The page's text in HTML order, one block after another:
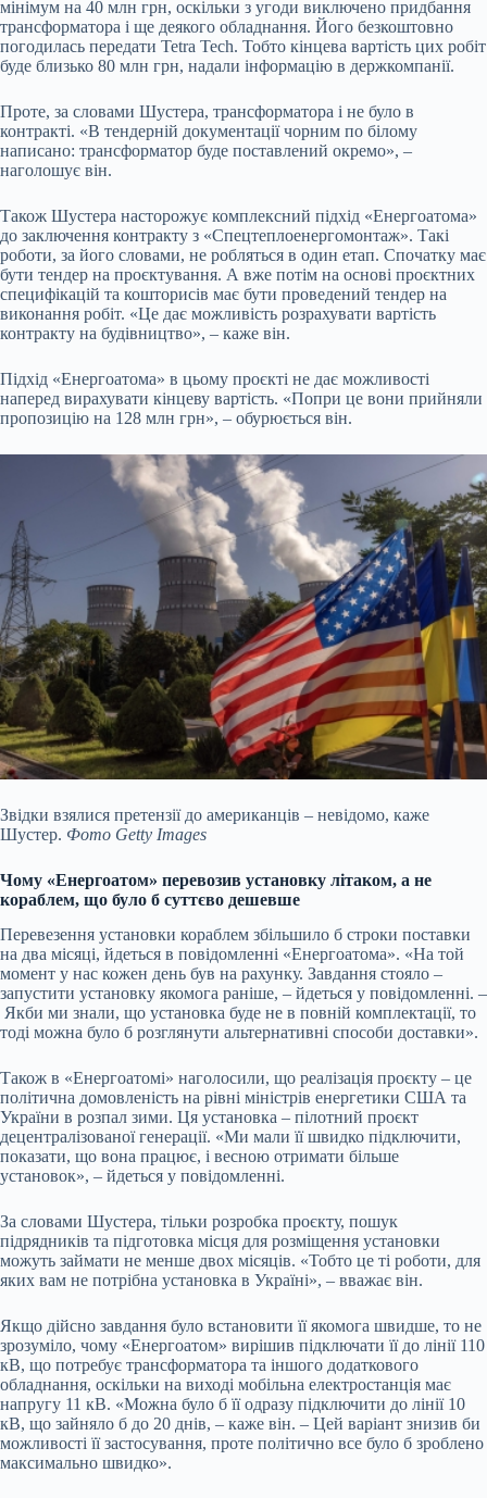
мінімум на 40 млн грн, оскільки з угоди виключено придбання
трансформатора і ще деякого обладнання. Його безкоштовно
погодилась передати Tetra Tech. Тобто кінцева вартість цих робіт
буде близько 80 млн грн, надали інформацію в держкомпанії.
Проте, за словами Шустера, трансформатора і не було в
контракті. «В тендерній документації чорним по білому
написано: трансформатор буде поставлений окремо», –
наголошує він.
Також Шустера насторожує комплексний підхід «Енергоатома»
до заключення контракту з «Спецтеплоенергомонтаж». Такі
роботи, за його словами, не робляться в один етап. Спочатку має
бути тендер на проєктування. А вже потім на основі проєктних
специфікацій та кошторисів має бути проведений тендер на
виконання робіт. «Це дає можливість розрахувати вартість
контракту на будівництво», – каже він.
Підхід «Енергоатома» в цьому проєкті не дає можливості
наперед вирахувати кінцеву вартість. «Попри це вони прийняли
пропозицію на 128 млн грн», – обурюється він.
Звідки взялися претензії до американців – невідомо, каже
Шустер. Фото Getty Images
Чому «Енергоатом» перевозив установку літаком, а не
кораблем, що було б суттєво дешевше
Перевезення установки кораблем збільшило б строки поставки
на два місяці, йдеться в повідомленні «Енергоатома». «На той
момент у нас кожен день був на рахунку. Завдання стояло –
запустити установку якомога раніше, – йдеться у повідомленні. –
Якби ми знали, що установка буде не в повній комплектації, то
тоді можна було б розглянути альтернативні способи доставки».
Також в «Енергоатомі» наголосили, що реалізація проєкту – це
політична домовленість на рівні міністрів енергетики США та
України в розпал зими. Ця установка – пілотний проєкт
децентралізованої генерації. «Ми мали її швидко підключити,
показати, що вона працює, і весною отримати більше
установок», – йдеться у повідомленні.
За словами Шустера, тільки розробка проєкту, пошук
підрядників та підготовка місця для розміщення установки
можуть займати не менше двох місяців. «Тобто це ті роботи, для
яких вам не потрібна установка в Україні», – вважає він.
Якщо дійсно завдання було встановити її якомога швидше, то не
зрозуміло, чому «Енергоатом» вирішив підключати її до лінії 110
кВ, що потребує трансформатора та іншого додаткового
обладнання, оскільки на виході мобільна електростанція має
напругу 11 кВ. «Можна було б її одразу підключити до лінії 10
кВ, що зайняло б до 20 днів, – каже він. – Цей варіант знизив би
можливості її застосування, проте політично все було б зроблено
максимально швидко».